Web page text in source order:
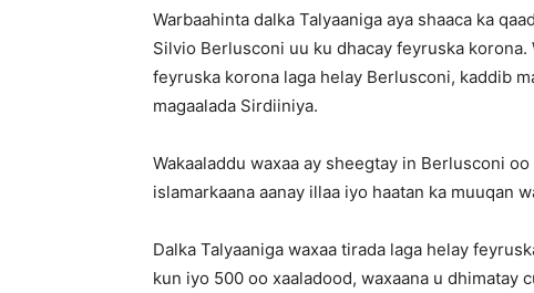
Warbaahinta dalka Talyaaniga aya shaaca ka
Silvio Berlusconi uu ku dhacay feyruska korona.
feyruska korona laga helay Berlusconi, kaddib
magaalada Sirdiiniya.
Wakaaladdu waxaa ay sheegtay in Berlusconi
islamarkaana aanay illaa iyo haatan ka muuqan
Dalka Talyaaniga waxaa tirada laga helay
kun iyo 500 oo xaaladood, waxaana u dhimatay